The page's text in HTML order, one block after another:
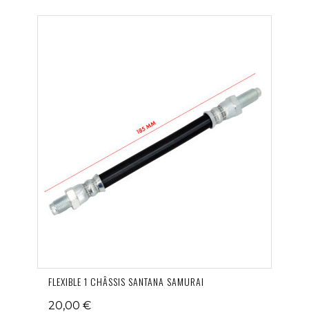
FLEXIBLE 1 CHÂSSIS SANTANA SAMURAI
20,00 €